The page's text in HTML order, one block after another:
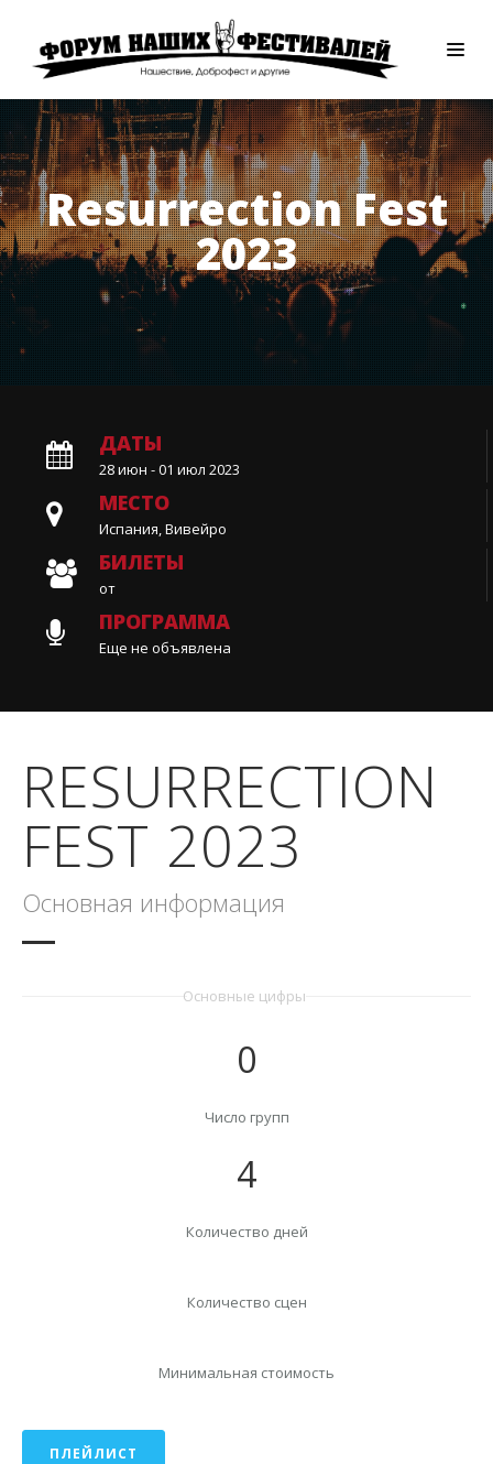
Resurrection Fest
2023
ДАТЫ
28 июн - 01 июл 2023
МЕСТО
Испания, Вивейро
БИЛЕТЫ
от
ПРОГРАММА
Еще не объявлена
RESURRECTION
FEST 2023
Основная информация
Основные цифры
0
Число групп
4
Количество дней
Количество сцен
Минимальная стоимость
ПЛЕЙЛИСТ